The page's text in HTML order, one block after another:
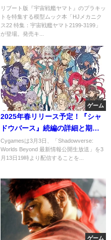
作情報
リブート版『宇宙戦艦ヤマト』のプラキッ
トを特集する模型ムック本「HJメカニク
ス22 特集：宇宙戦艦ヤマト2199-3199」
が登場。発売キ...
ゲーム
2025年春リリース予定！『シャ
ドウバース』続編の詳細と期待
ポイント
Cygamesは3月3日、「Shadowverse:
Worlds Beyond 最新情報公開生放送」を3
月13日19時より配信することを...
ゲーム